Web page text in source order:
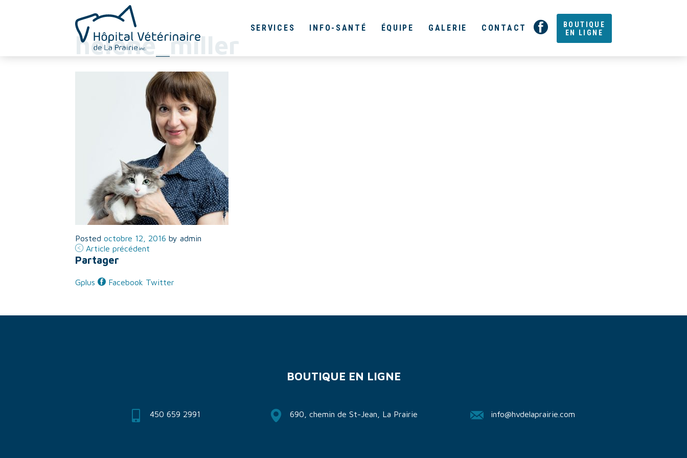
SERVICES INFO-SANTÉ ÉQUIPE GALERIE CONTACT
BOUTIQUE
EN LIGNE
helene_miller
Posted octobre 12, 2016 by admin
Article précédent
Partager
Gplus Facebook Twitter
BOUTIQUE EN LIGNE
450 659 2991 690, chemin de St-Jean, La Prairie info@hvdelaprairie.com